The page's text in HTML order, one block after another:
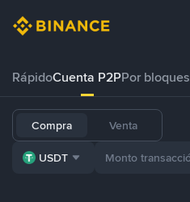
RápidoCuenta P2PPor bloques
Compra Venta
USDT